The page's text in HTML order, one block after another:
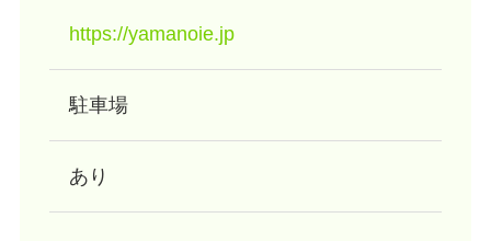
https://yamanoie.jp
駐車場
あり